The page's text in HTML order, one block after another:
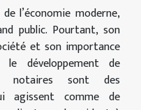
l’économie moderne,
public. Pourtant, son
et son importance
développement de
notaires sont des
agissent comme de